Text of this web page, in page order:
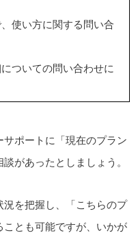
使い方に関する問い合
ついての問い合わせに
ポートに「現在のプラン
があったとしましょう。
を把握し、「こちらのプ
とも可能ですが、いかが